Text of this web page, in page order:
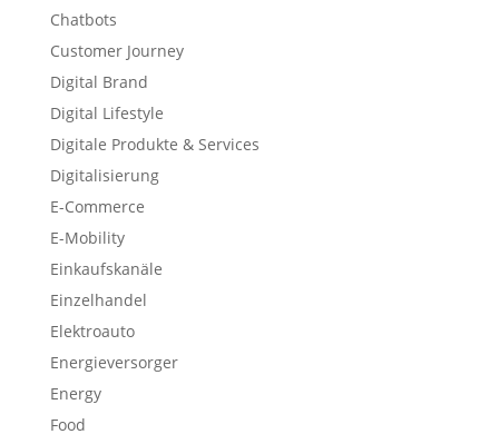
Chatbots
Customer Journey
Digital Brand
Digital Lifestyle
Digitale Produkte & Services
Digitalisierung
E-Commerce
E-Mobility
Einkaufskanäle
Einzelhandel
Elektroauto
Energieversorger
Energy
Food